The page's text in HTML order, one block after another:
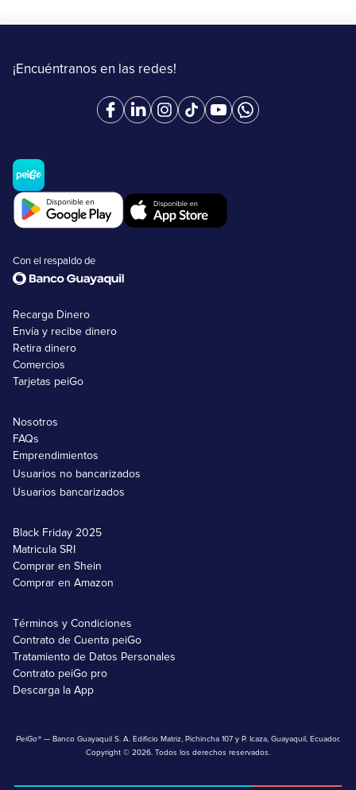
¡Encuéntranos en las redes!
Con el respaldo de
Recarga Dinero
Envía y recibe dinero
Retira dinero
Comercios
Tarjetas peiGo
Nosotros
FAQs
Emprendimientos
Usuarios no bancarizados
Usuarios bancarizados
Black Friday 2025
Matricula SRI
Comprar en Shein
Comprar en Amazon
Términos y Condiciones
Contrato de Cuenta peiGo
Tratamiento de Datos Personales
Contrato peiGo pro
Descarga la App
PeiGo® — Banco Guayaquil S. A. Edificio Matriz, Pichincha 107 y P. Icaza, Guayaquil, Ecuador.
Copyright © 2026. Todos los derechos reservados.